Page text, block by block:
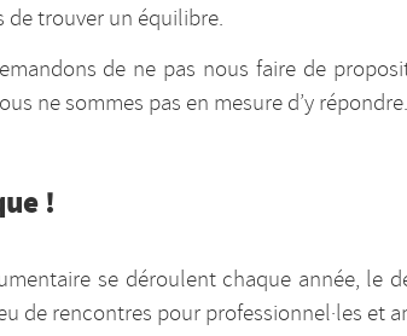
trouver un équilibre.
de ne pas nous faire de
ne sommes pas en mesure d’y répondre.
!
se déroulent chaque année, le
de rencontres pour professionnel·les et